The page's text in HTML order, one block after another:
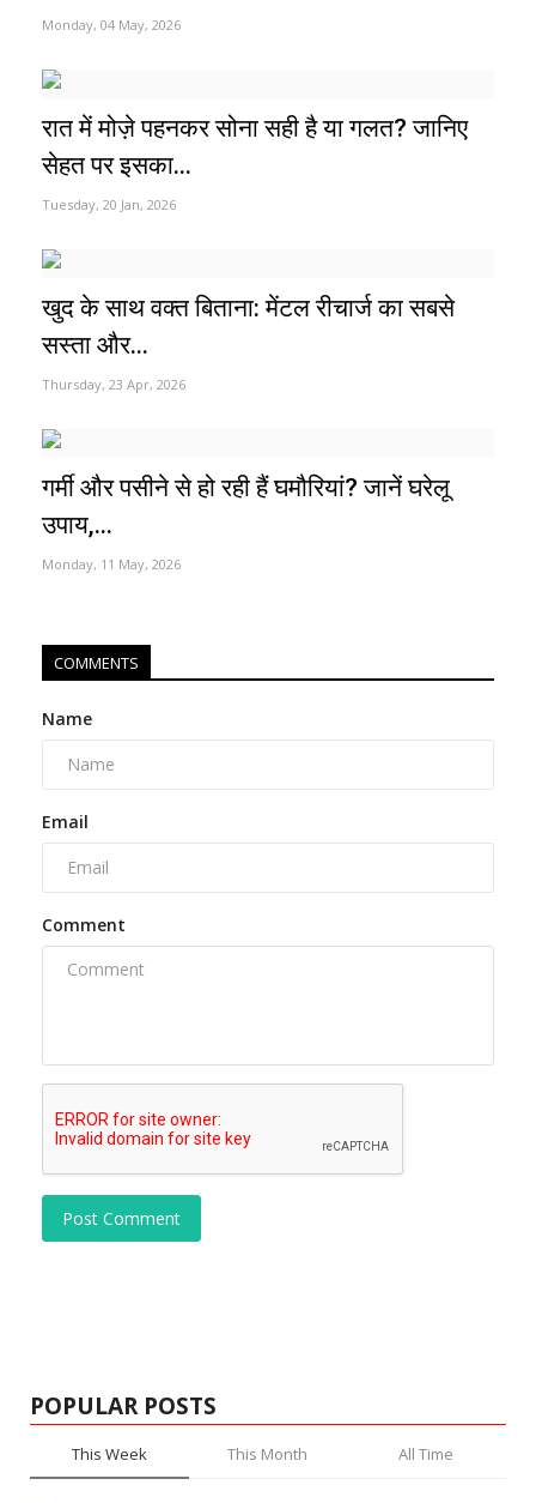
Monday, 04 May, 2026
रात में मोज़े पहनकर सोना सही है या गलत? जानिए
सेहत पर इसका...
Tuesday, 20 Jan, 2026
खुद के साथ वक्त बिताना: मेंटल रीचार्ज का सबसे
सस्ता और...
Thursday, 23 Apr, 2026
गर्मी और पसीने से हो रही हैं घमौरियां? जानें घरेलू
उपाय,...
Monday, 11 May, 2026
COMMENTS
Name
Email
Comment
Post Comment
POPULAR POSTS
This Week This Month All Time